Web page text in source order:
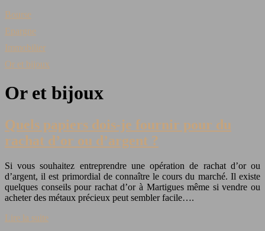
Bourse
Epargne
Immobilier
Or et bijoux
Or et bijoux
Quels papiers dois-je fournir pour du
rachat d’or ou d’argent ?
Si vous souhaitez entreprendre une opération de rachat d’or ou
d’argent, il est primordial de connaître le cours du marché. Il existe
quelques conseils pour rachat d’or à Martigues même si vendre ou
acheter des métaux précieux peut sembler facile….
Lire la suite